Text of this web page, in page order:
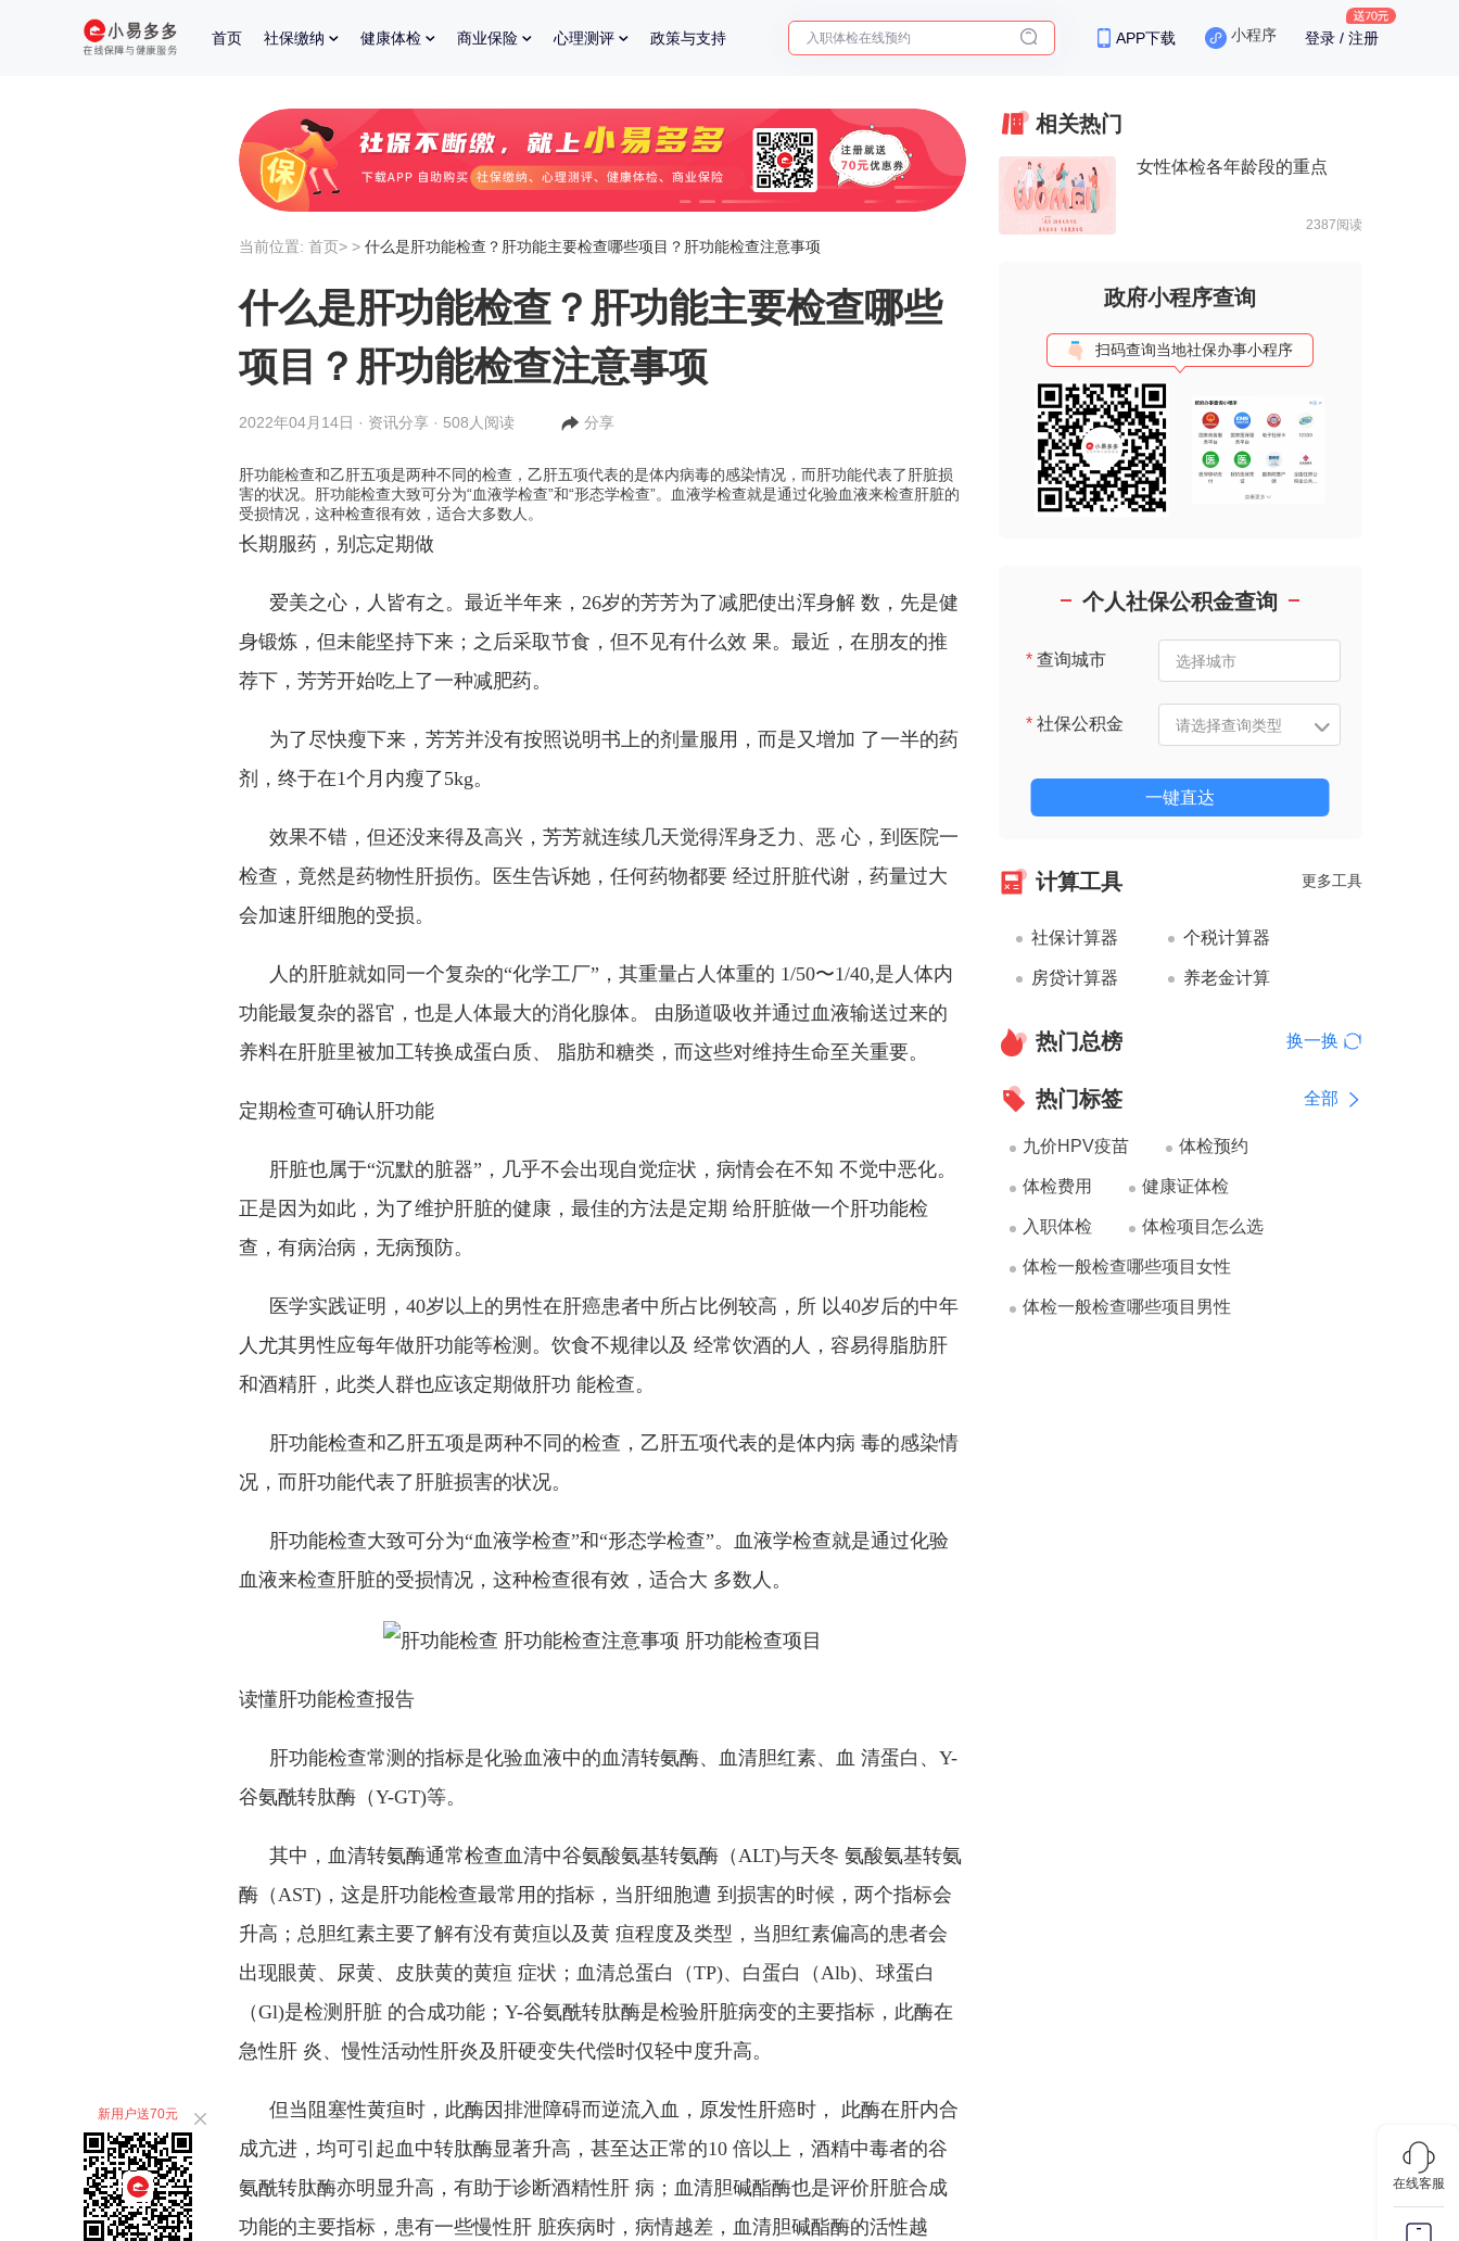
首页 社保缴纳 健康体检 商业保险 心理测评 政策与支持 2025年了，给父母预约体检 APP下载 小程序 登录 / 注册
在线客服
新用户送70元
当前位置: 首页> > 什么是肝功能检查？肝功能主要检查哪些项目？肝功能检查注意事项
什么是肝功能检查？肝功能主要检查哪些
项目？肝功能检查注意事项
2022年04月14日 · 资讯分享 · 508人阅读 分享
肝功能检查和乙肝五项是两种不同的检查，乙肝五项代表的是体内病毒的感染情况，而肝功能代表了肝脏损
害的状况。肝功能检查大致可分为“血液学检查”和“形态学检查”。血液学检查就是通过化验血液来检查肝脏的
受损情况，这种检查很有效，适合大多数人。
长期服药，别忘定期做
爱美之心，人皆有之。最近半年来， 26岁的芳芳为了减肥使出浑身解 数，先是健
身锻炼，但未能坚持下来；之后采取节食，但不见有什么效 果。最近，在朋友的推
荐下，芳芳开始吃上了一种减肥药。
为了尽快瘦下来，芳芳并没有按照说明书上的剂量服用，而是又增加 了一半的药
剂，终于在1个月内瘦了5kg。
效果不错，但还没来得及高兴，芳芳就连续几天觉得浑身乏力、恶 心，到医院一
检查，竟然是药物性肝损伤。医生告诉她，任何药物都要 经过肝脏代谢，药量过大
会加速肝细胞的受损。
人的肝脏就如同一个复杂的“化学工厂”，其重量占人体重的 1/50〜1/40,是人体内
功能最复杂的器官，也是人体最大的消化腺体。 由肠道吸收并通过血液输送过来的
养料在肝脏里被加工转换成蛋白质、 脂肪和糖类，而这些对维持生命至关重要。
定期检查可确认肝功能
肝脏也属于“沉默的脏器”，几乎不会出现自觉症状，病情会在不知 不觉中恶化。
正是因为如此，为了维护肝脏的健康，最佳的方法是定期 给肝脏做一个肝功能检
查 ，有病治病，无病预防。
医学实践证明， 40岁以上的男性在肝癌患者中所占比例较高，所 以40岁后的中年
人尤其男性应每年做肝功能等检测。饮食不规律以及 经常饮酒的人，容易得脂肪肝
和酒精肝，此类人群也应该定期做肝功 能检查。
肝功能检查和乙肝五项是两种不同的检查，乙肝五项代表的是体内病 毒的感染情
况，而肝功能代表了肝脏损害的状况。
肝功能检查大致可分为“血液学检查”和“形态学检查”。血液学检查就是通过化验
血液来检查肝脏的受损情况，这种检查很有效，适合大 多数人。
读懂肝功能检查报告
肝功能检查常测的指标是化验血液中的血清转氨酶、血清胆红素、血 清蛋白、 Y-
谷氨酰转肽酶（Y-GT)等。
其中，血清转氨酶通常检查血清中谷氨酸氨基转氨酶（ALT)与天冬 氨酸氨基转氨
酶（AST)，这是肝功能检查最常用的指标，当肝细胞遭 到损害的时候，两个指标会
升高；总胆红素主要了解有没有黄疸以及黄 疸程度及类型，当胆红素偏高的患者会
出现眼黄、尿黄、皮肤黄的黄疸 症状；血清总蛋白（TP)、白蛋白（Alb)、球蛋白
（Gl)是检测肝脏 的合成功能； Y-谷氨酰转肽酶是检验肝脏病变的主要指标，此酶在
急性肝 炎、慢性活动性肝炎及肝硬变失代偿时仅轻中度升高。
但当阻塞性黄疸时，此酶因排泄障碍而逆流入血，原发性肝癌时， 此酶在肝内合
成亢进，均可引起血中转肽酶显著升高，甚至达正常的10 倍以上，酒精中毒者的谷
氨酰转肽酶亦明显升高，有助于诊断酒精性肝 病；血清胆碱酯酶也是评价肝脏合成
功能的主要指标，患有一些慢性肝 脏疾病时，病情越差，血清胆碱酯酶的活性越
相关热门
女性体检各年龄段的重点
2387阅读
政府小程序查询
扫码查询当地社保办事小程序
个人社保公积金查询
*查询城市
*社保公积金
一键直达
计算工具 更多工具
社保计算器 个税计算器
房贷计算器 养老金计算
热门总榜 换一换
热门标签 全部
九价HPV疫苗 体检预约
体检费用 健康证体检
入职体检 体检项目怎么选
体检一般检查哪些项目女性
体检一般检查哪些项目男性